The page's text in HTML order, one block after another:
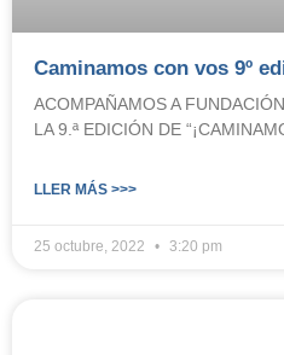
Caminamos con vos 9º
ACOMPAÑAMOS A
LA 9.ª EDICIÓN DE
LLER MÁS >>>
25 octubre, 2022 3:20 pm